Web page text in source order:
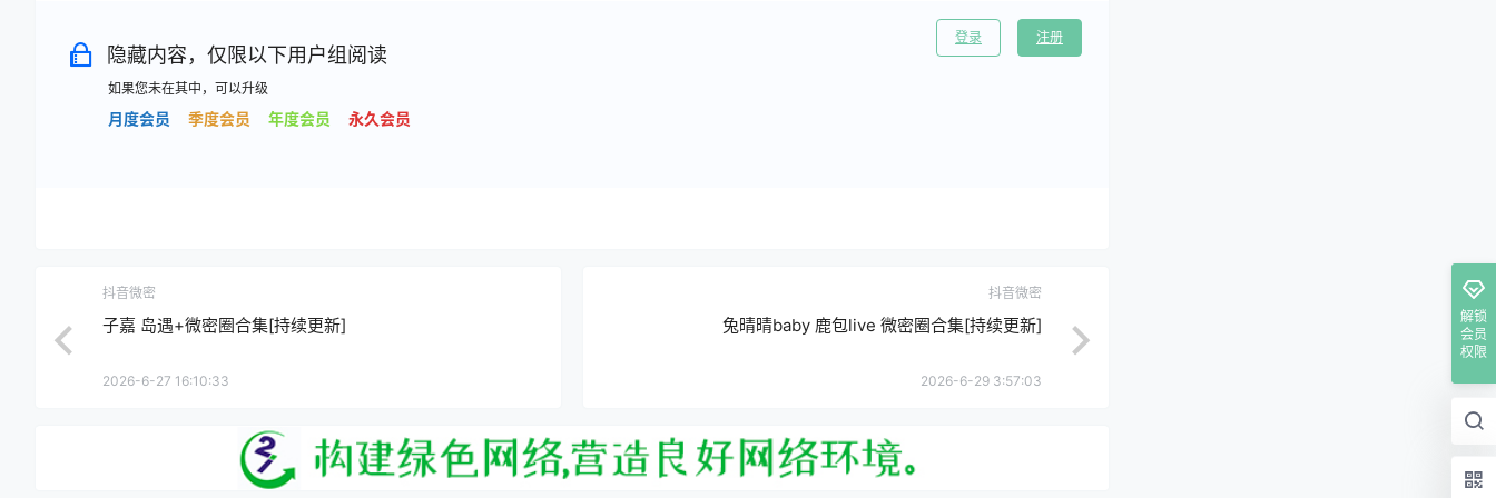
隐藏内容，仅限以下用户组阅读
如果您未在其中，可以升级
月度会员 季度会员 年度会员 永久会员
登录 注册
抖音微密
子嘉 岛遇+微密圈合集[持续更新]
2026-6-27 16:10:33
抖音微密
兔晴晴baby 鹿包live 微密圈合集[持续更新]
2026-6-29 3:57:03
解锁
会员
权限